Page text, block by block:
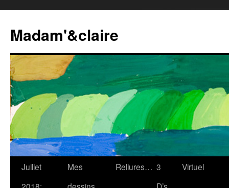
Madam'&claire
Juillet
Mes
Reliures… 3
Virtuel